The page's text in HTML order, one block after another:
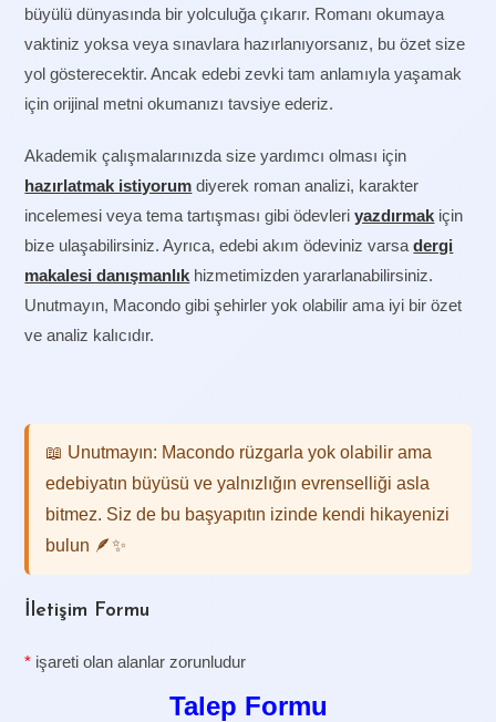
büyülü dünyasında bir yolculuğa çıkarır. Romanı okumaya
vaktiniz yoksa veya sınavlara hazırlanıyorsanız, bu özet size
yol gösterecektir. Ancak edebi zevki tam anlamıyla yaşamak
için orijinal metni okumanızı tavsiye ederiz.
Akademik çalışmalarınızda size yardımcı olması için
hazırlatmak istiyorum diyerek roman analizi, karakter
incelemesi veya tema tartışması gibi ödevleriyazdırmak için
bize ulaşabilirsiniz. Ayrıca, edebi akım ödeviniz varsadergi
makalesi danışmanlık hizmetimizden yararlanabilirsiniz.
Unutmayın, Macondo gibi şehirler yok olabilir ama iyi bir özet
ve analiz kalıcıdır.
📖 Unutmayın: Macondo rüzgarla yok olabilir ama
edebiyatın büyüsü ve yalnızlığın evrenselliği asla
bitmez. Siz de bu başyapıtın izinde kendi hikayenizi
bulun 🪶✨
İletişim Formu
* işareti olan alanlar zorunludur
Talep Formu